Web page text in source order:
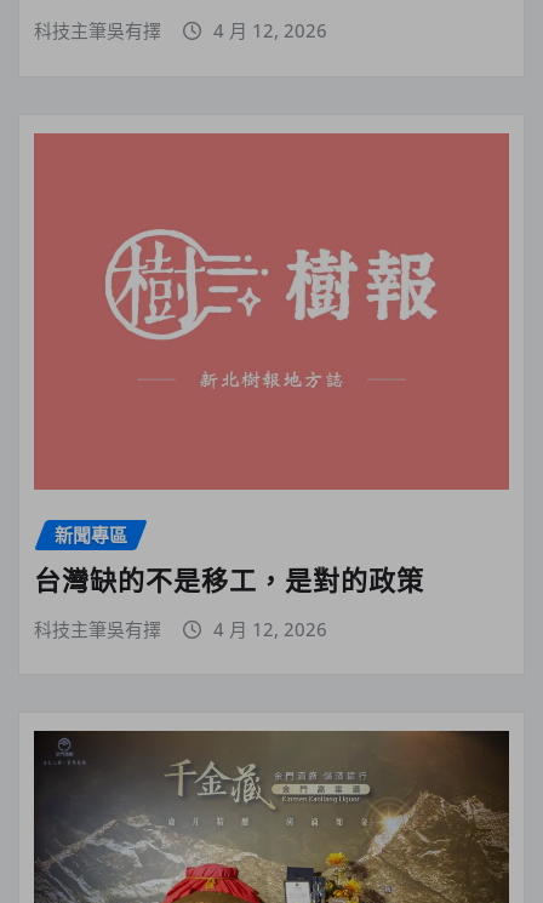
科技主筆吳有擇 4 月 12, 2026
新聞專區
台灣缺的不是移工，是對的政策
科技主筆吳有擇 4 月 12, 2026